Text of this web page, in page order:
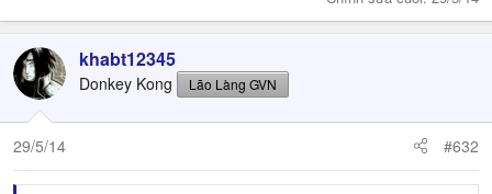
khabt12345
Donkey Kong Lão Làng GVN
29/5/14 #632